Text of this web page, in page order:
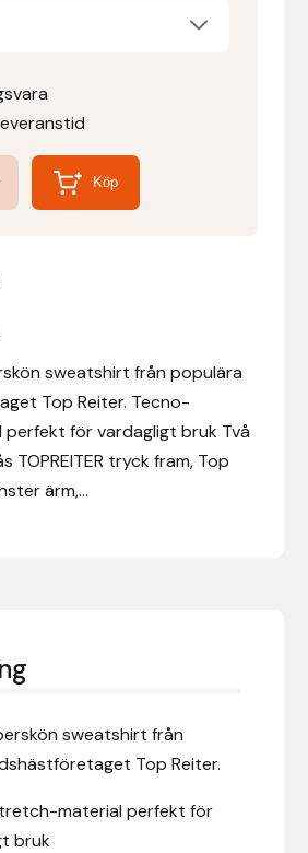
Köp
sweatshirt från populära
Top Reiter. Tecno-
för vardagligt bruk Två
TOPREITER tryck fram, Top
ärm,...
sweatshirt från
Top Reiter.
material perfekt för
bruk
Bits